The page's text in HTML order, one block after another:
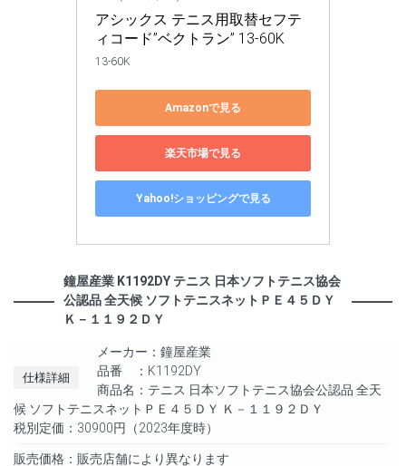
アシックス テニス用取替セフテ
ィコード”ベクトラン” 13-60K
13-60K
Amazonで見る
楽天市場で見る
Yahoo!ショッピングで見る
鐘屋産業 K1192DY テニス 日本ソフトテニス協会
公認品 全天候 ソフトテニスネットＰＥ４５ＤＹ
Ｋ－１１９２ＤＹ
仕様詳細
メーカー：鐘屋産業
品番 ：K1192DY
商品名：テニス 日本ソフトテニス協会公認品 全天
候 ソフトテニスネットＰＥ４５ＤＹ Ｋ－１１９２ＤＹ
税別定価：30900円（2023年度時）
販売価格：販売店舗により異なります